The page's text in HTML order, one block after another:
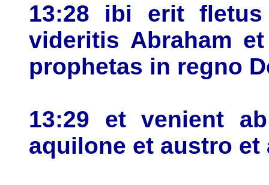
13:28 ibi erit
videritis Abraham
prophetas in regno
13:29 et venient
aquilone et austro